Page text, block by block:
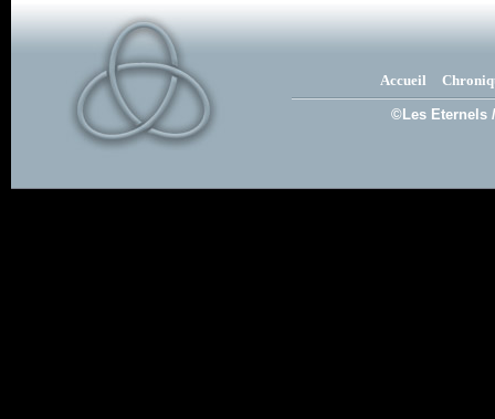
Accueil
©Les Eternels